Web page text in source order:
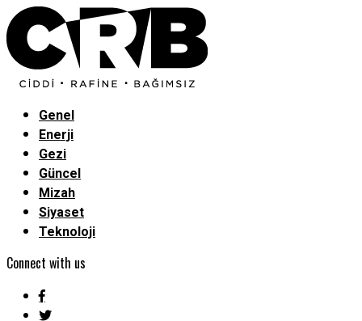
Genel
Enerji
Gezi
Güncel
Mizah
Siyaset
Teknoloji
Connect with us